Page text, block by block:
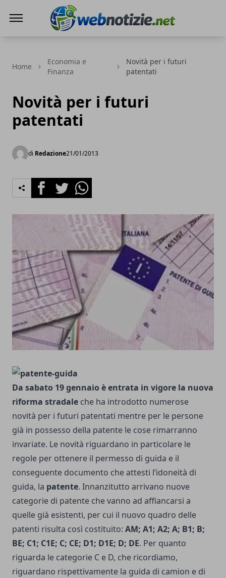
Home
Economia e
Finanza
Novità per i futuri
patentati
Novità per i futuri
patentati
di Redazione21/01/2013
FacebookTwitterWhatsapp
Da sabato 19 gennaio è entrata in vigore la nuova
riforma stradale che ha introdotto numerose
novità per i futuri patentati mentre per le persone
già in possesso della patente le cose rimarranno
invariate. Le novità riguardano in particolare le
regole per ottenere il permesso di guida e il
conseguente documento che attesti l’idoneità di
guida, la patente. Innanzitutto arrivano nuove
categorie di patente che vanno ad affiancarsi a
quelle già esistenti, per cui il nuovo quadro delle
patenti risulta così costituito: AM; A1; A2; A; B1; B;
BE; C1; C1E; C; CE; D1; D1E; D; DE. Per quanto
riguarda le categorie C e D, che ricordiamo,
riguardano rispettivamente la guida di camion e di